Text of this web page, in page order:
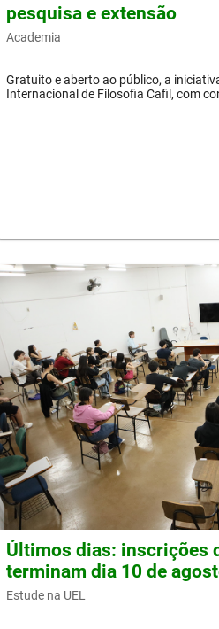
pesquisa e extensão
Academia
Gratuito e aberto ao público, a
Internacional de Filosofia Cafil, com
Últimos dias: inscrições
terminam dia 10 de
Estude na UEL